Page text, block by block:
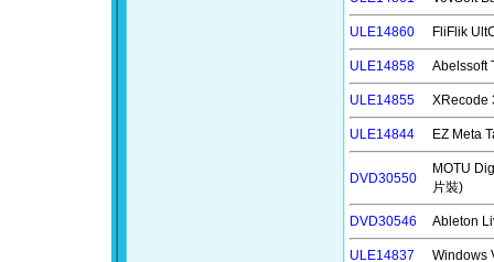
ULE14860 FliFlik
ULE14858 Abelssoft
ULE14855 XRecode
ULE14844 EZ Meta
DVD30550
MOTU
片裝)
DVD30546 Ableton
ULE14837 Windows